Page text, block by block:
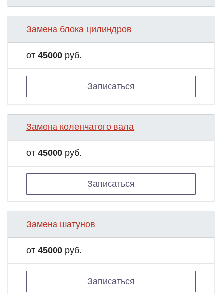
Замена блока цилиндров
от 45000 руб.
Записаться
Замена коленчатого вала
от 45000 руб.
Записаться
Замена шатунов
от 45000 руб.
Записаться